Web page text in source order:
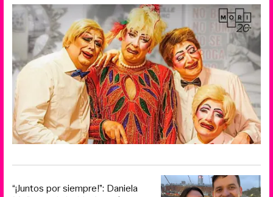
“¡Juntos por siempre!”: Daniela